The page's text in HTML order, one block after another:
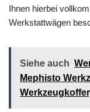
Ihnen hierbei
Werkstattwägen
Siehe auch
Mephisto